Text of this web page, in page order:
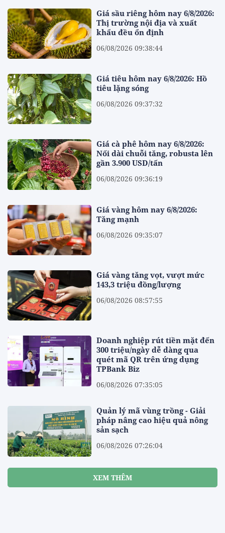
Giá sầu riêng hôm nay 6/8/2026:
Thị trường nội địa và xuất
khẩu đều ổn định
06/08/2026 09:38:44
Giá tiêu hôm nay 6/8/2026: Hồ
tiêu lặng sóng
06/08/2026 09:37:32
Giá cà phê hôm nay 6/8/2026:
Nối dài chuỗi tăng, robusta lên
gần 3.900 USD/tấn
06/08/2026 09:36:19
Giá vàng hôm nay 6/8/2026:
Tăng mạnh
06/08/2026 09:35:07
Giá vàng tăng vọt, vượt mức
143,3 triệu đồng/lượng
06/08/2026 08:57:55
Doanh nghiệp rút tiền mặt đến
300 triệu/ngày dễ dàng qua
quét mã QR trên ứng dụng
TPBank Biz
06/08/2026 07:35:05
Quản lý mã vùng trồng - Giải
pháp nâng cao hiệu quả nông
sản sạch
06/08/2026 07:26:04
XEM THÊM